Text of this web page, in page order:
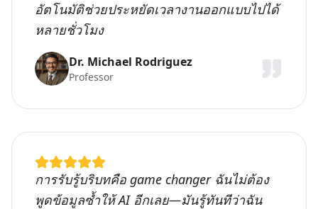
อัตโนมัติช่วยประหยัดเวลางานออกแบบไปได้
หลายชั่วโมง
Dr. Michael Rodriguez
Professor
การรับรู้บริบทคือ game changer ฉันไม่ต้อง
พูดข้อมูลซ้ำให้ AI อีกเลย—มันรู้ทันทีว่าฉัน